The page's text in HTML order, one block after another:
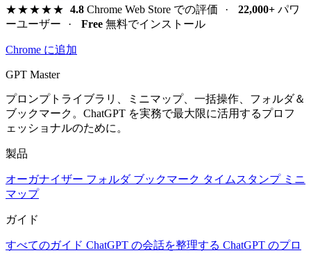
★★★★★ 4.8Chrome Web Store での評価 · 22,000+パワ
ーユーザー
· Free 無料でインストール
Chrome に追加
GPT Master
プロンプトライブラリ、ミニマップ、一括操作、フォルダ＆
ブックマーク。ChatGPT を実務で最大限に活用するプロフ
ェッショナルのために。
製品
オーガナイザー フォルダ ブックマーク タイムスタンプ ミニ
マップ
ガイド
すべてのガイド ChatGPT の会話を整理する ChatGPT のプロ